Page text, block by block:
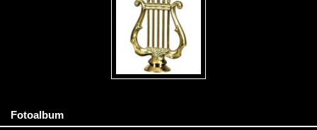
Fotoalbum